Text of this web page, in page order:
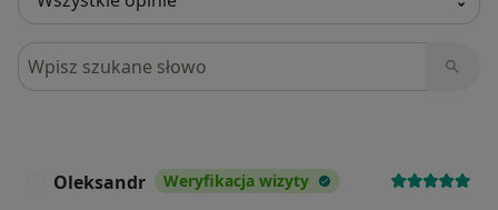
Szukaj w opiniach
Oleksandr Weryfikacja wizyty